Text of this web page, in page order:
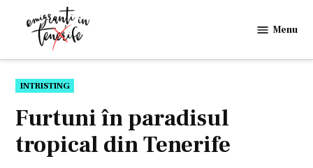
in
Menu
POSTED
IN
INTRISTING
Furtuni în paradisul
tropical din Tenerife